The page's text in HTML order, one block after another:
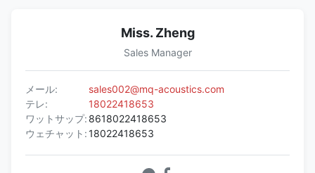
Miss. Zheng
Sales Manager
メール:
sales002@mq-acoustics.com
テレ:
18022418653
ワットサップ: 8618022418653
ウェチャット:18022418653